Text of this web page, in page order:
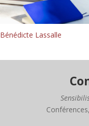
Bénédicte Lassalle